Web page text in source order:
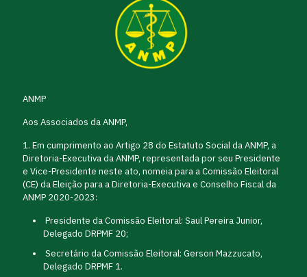
ANMP
Aos Associados da ANMP,
1. Em cumprimento ao Artigo 28 do Estatuto Social da ANMP, a
Diretoria-Executiva da ANMP, representada por seu Presidente
e Vice-Presidente neste ato, nomeia para a Comissão Eleitoral
(CE) da Eleição para a Diretoria-Executiva e Conselho Fiscal da
ANMP 2020-2023:
Presidente da Comissão Eleitoral: Saul Pereira Junior,
Delegado DRPMF 20;
Secretário da Comissão Eleitoral: Gerson Mazzucato,
Delegado DRPMF 1.